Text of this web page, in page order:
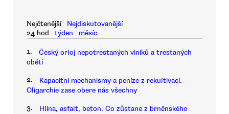
Nejčtenější
Nejdiskutovanější
24 hod
týden měsíc
1.
Český orloj nepotrestaných viníků a trestaných
obětí
2.
Kapacitní mechanismy a peníze z rekultivací.
Oligarchie zase obere nás všechny
3. Hlína, asfalt, beton. Co zůstane z brněnského